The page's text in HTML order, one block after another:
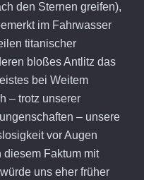
den Sternen greifen),
im Fahrwasser
titanischer
bloßes Antlitz das
bei Weitem
– trotz unserer
– unsere
vor Augen
Faktum mit
uns eher früher